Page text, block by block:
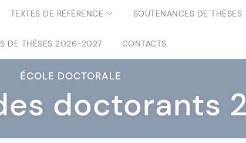
TEXTES DE RÉFÉRENCE SOUTENANCES DE THÈSES
DE THÈSES 2026-2027 CONTACTS
ÉCOLE DOCTORALE
doctorants